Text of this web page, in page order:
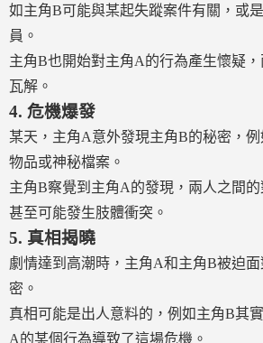
如主角B可能與某起失蹤案件有關，或
員。
主角B也開始對主角A的行為產生懷疑
瓦解。
4. 危機爆發
某天，主角A意外發現主角B的秘密，
物品或神秘檔案。
主角B察覺到主角A的發現，兩人之間的
甚至可能發生肢體衝突。
5. 真相揭曉
劇情達到高潮時，主角A和主角B被迫
密。
真相可能是出人意料的，例如主角B其
A的某個行為導致了這場危機。